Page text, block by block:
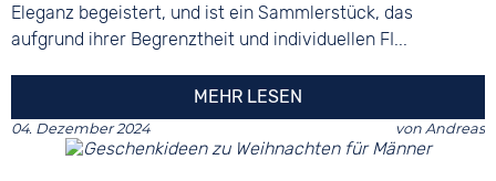
Eleganz begeistert, und ist ein Sammlerstück, das
aufgrund ihrer Begrenztheit und individuellen FI...
MEHR LESEN
04. Dezember 2024 von Andreas